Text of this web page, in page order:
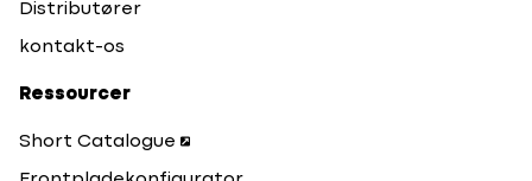
Distributører
kontakt-os
Ressourcer
Short Catalogue